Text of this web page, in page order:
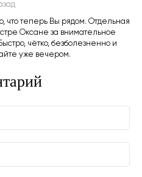
что теперь Вы рядом. Отдельная
Оксане за внимательное
чётко, безболезненно и
уже вечером.